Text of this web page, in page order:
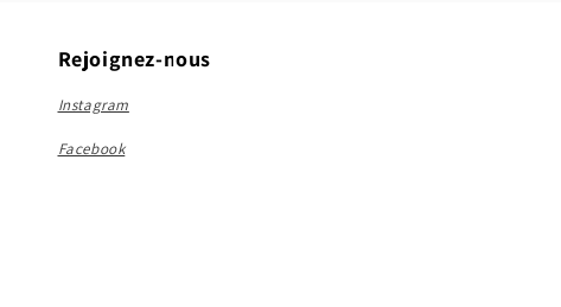
Rejoignez-nous
Instagram
Facebook